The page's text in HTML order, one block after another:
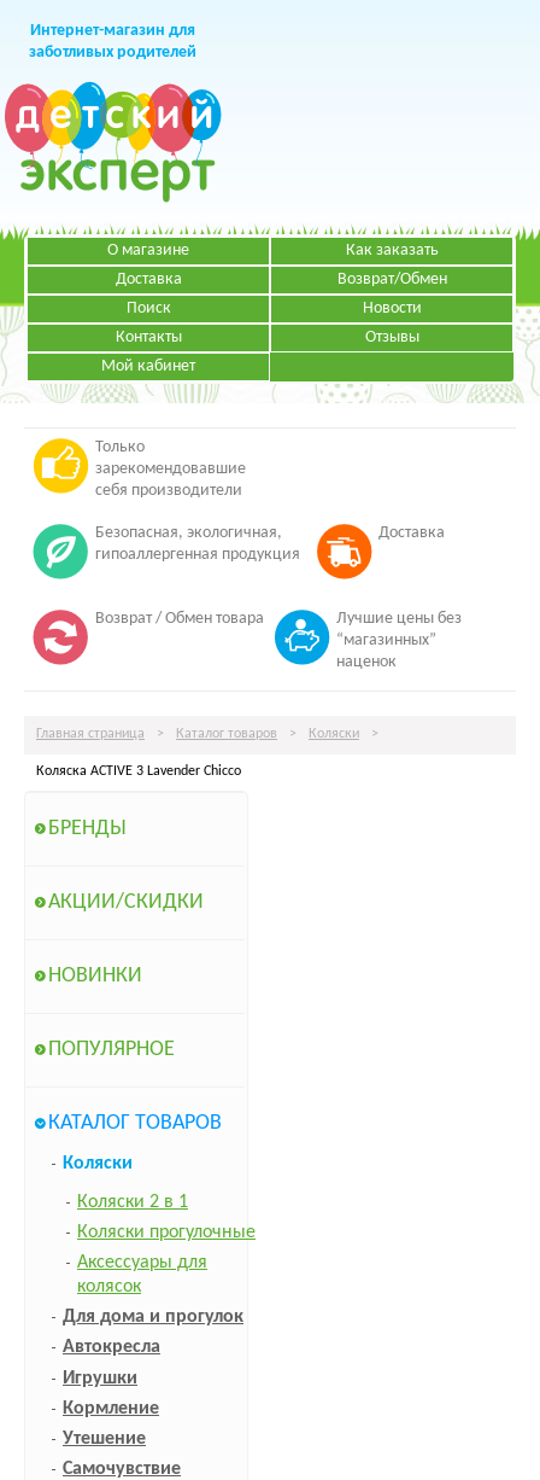
Интернет-магазин для
заботливых родителей
+7 (499)391-49-83Телефон в Москве
Режим работы:
Пн-Пт: с 09.00 до 19.00
НАПИСАТЬ ПИСЬМО
О магазине
Как заказать
Доставка
Возврат/Обмен
Поиск
Новости
Контакты
Отзывы
Мой кабинет
Только
зарекомендовавшие
себя производители
Безопасная, экологичная,
гипоаллергенная продукция
Доставка
Возврат / Обмен товара
Лучшие цены без
“магазинных”
наценок
Главная страница > Каталог товаров > Коляски >
Коляска ACTIVE 3 Lavender Chicco
БРЕНДЫ
АКЦИИ/СКИДКИ
НОВИНКИ
ПОПУЛЯРНОЕ
КАТАЛОГ ТОВАРОВ
Коляски
Коляски 2 в 1
Коляски прогулочные
Аксессуары для
колясок
Для дома и прогулок
Автокресла
Игрушки
Кормление
Утешение
Самочувствие